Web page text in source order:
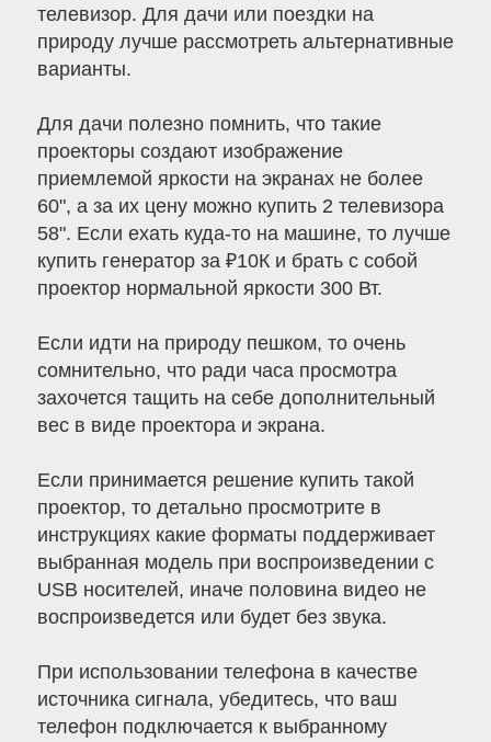
телевизор. Для дачи или поездки на
природу лучше рассмотреть альтернативные
варианты.
Для дачи полезно помнить, что такие
проекторы создают изображение
приемлемой яркости на экранах не более
60", а за их цену можно купить 2 телевизора
58". Если ехать куда-то на машине, то лучше
купить генератор за ₽10К и брать с собой
проектор нормальной яркости 300 Вт.
Если идти на природу пешком, то очень
сомнительно, что ради часа просмотра
захочется тащить на себе дополнительный
вес в виде проектора и экрана.
Если принимается решение купить такой
проектор, то детально просмотрите в
инструкциях какие форматы поддерживает
выбранная модель при воспроизведении с
USB носителей, иначе половина видео не
воспроизведется или будет без звука.
При использовании телефона в качестве
источника сигнала, убедитесь, что ваш
телефон подключается к выбранному